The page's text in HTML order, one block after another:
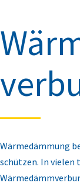
Wärmedämmung
schützen. In vielen